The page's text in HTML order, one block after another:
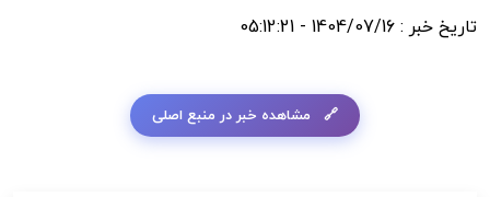
تاریخ خبر : 1404/07/16 - 05:12:21
مشاهده خبر در منبع اصلی